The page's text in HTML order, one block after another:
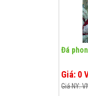
Đá
Giá: 0
Giá NY: